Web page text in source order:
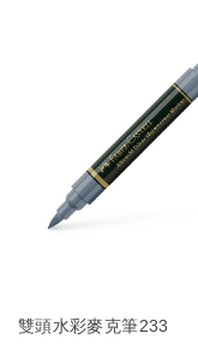
雙頭水彩麥克筆233